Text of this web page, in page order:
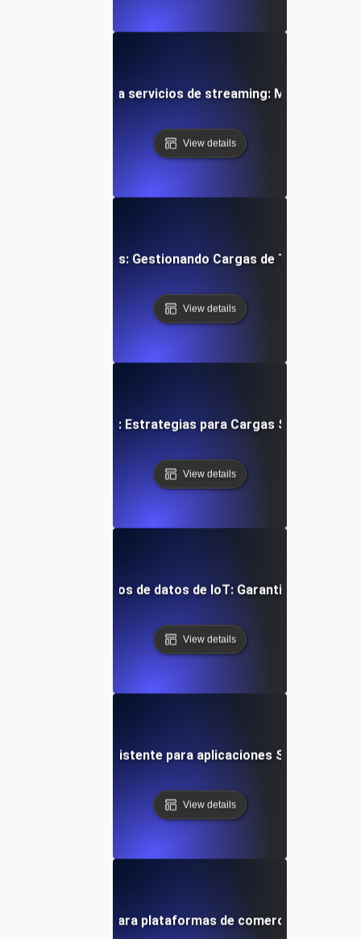
prolongada para servicios de streaming: Manteniendo
View details
Pruebas de Estrés: Gestionando Cargas de
View details
de Inmersión: Estrategias para Cargas Sostenidas
View details
duración para flujos de datos de IoT: Garantizando un
View details
de sesión persistente para aplicaciones SaaS:
View details
prolongado para plataformas de comercio